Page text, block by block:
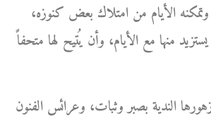
الأيام من امتلاك بعض كنوزه،
منها مع الأيام، وأن يُتيح لها متحفاً
الندية بصبر وثبات، وعرائس الفنون